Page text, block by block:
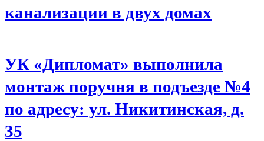
канализации в двух домах
УК «Дипломат» выполнила
монтаж поручня в подъезде №4
по адресу: ул. Никитинская, д.
35